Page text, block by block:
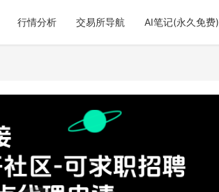
行情分析 交易所导航 AI笔记(永久免费)